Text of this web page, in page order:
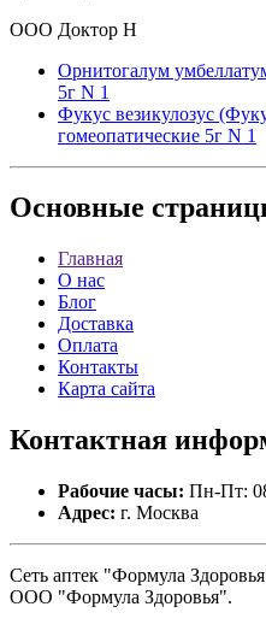
ООО Доктор Н
Орнитогалум
5г N 1
Фукус везикулозус
гомеопатические 5г N 1
Основные
Главная
О нас
Блог
Доставка
Оплата
Контакты
Карта сайта
Контактная
Рабочие часы: Пн-Пт:
Адрес: г. Москва
Сеть аптек "Формула
ООО "Формула Здоровья".